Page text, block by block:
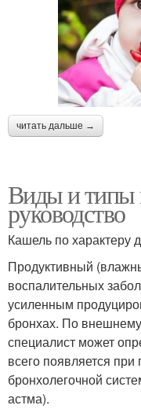
читать дальше →
Виды и типы
руководство
Кашель по характеру
Продуктивный
воспалительных
усиленным
бронхах. По
специалист может
всего появляется
бронхолегочной
астма).